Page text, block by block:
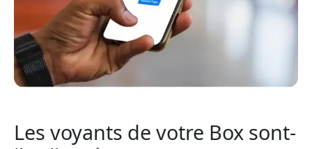
Les voyants de votre Box sont-